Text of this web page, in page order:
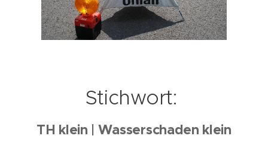
Stichwort:
TH klein | Wasserschaden klein